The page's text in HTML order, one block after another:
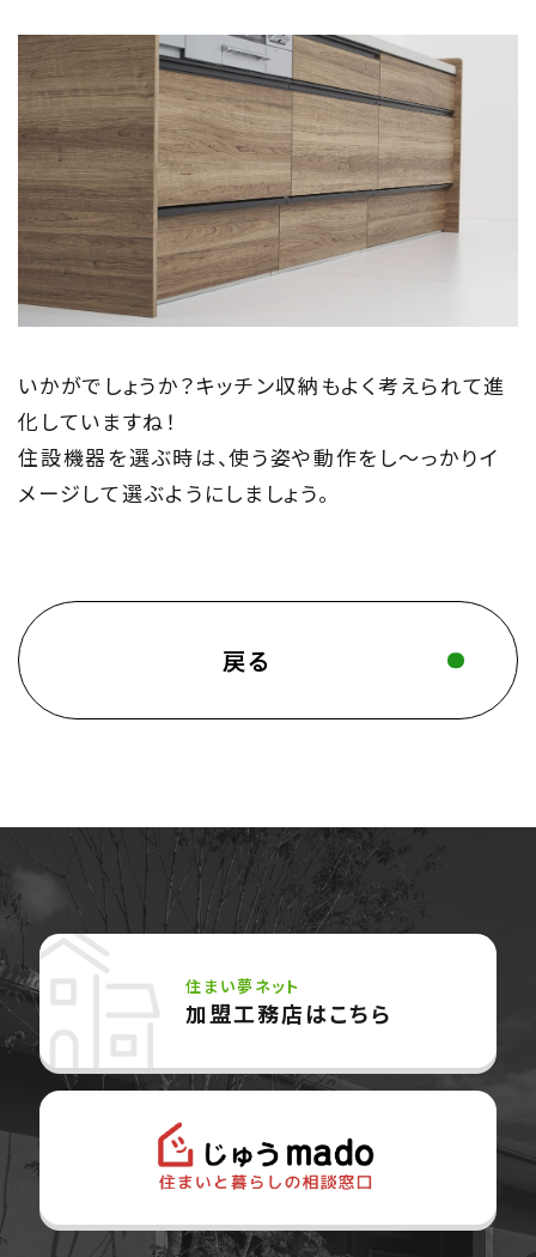
いかがでしょうか？キッチン収納もよく考えられて進
化していますね！
住設機器を選ぶ時は、使う姿や動作をし～っかりイ
メージして選ぶようにしましょう。
戻る
住まい夢ネット
加盟工務店はこちら